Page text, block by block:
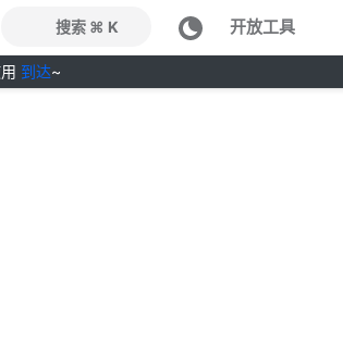
搜索 ⌘ K 开放工具
到达~